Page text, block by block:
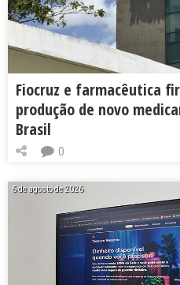
Fiocruz e farmacêutica
produção de novo
Brasil
0
6 de agosto de 2026